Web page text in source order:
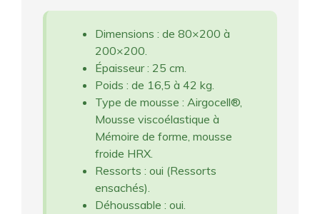
Dimensions : de 80×200 à
200×200.
Épaisseur : 25 cm.
Poids : de 16,5 à 42 kg.
Type de mousse : Airgocell®,
Mousse viscoélastique à
Mémoire de forme, mousse
froide HRX.
Ressorts : oui (Ressorts
ensachés).
Déhoussable : oui.